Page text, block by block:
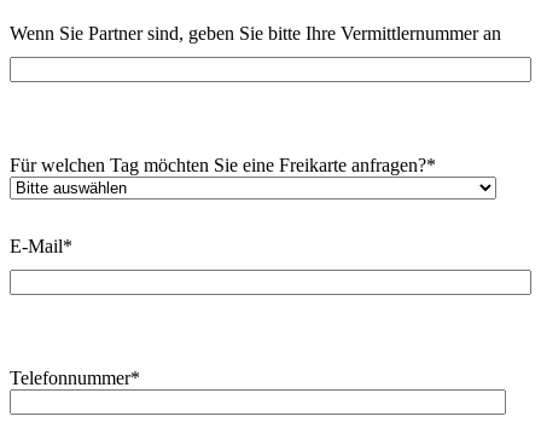
Wenn Sie Partner sind, geben Sie bitte Ihre Vermittlernummer an
Für welchen Tag möchten Sie eine Freikarte anfragen?*
E-Mail*
Telefonnummer*